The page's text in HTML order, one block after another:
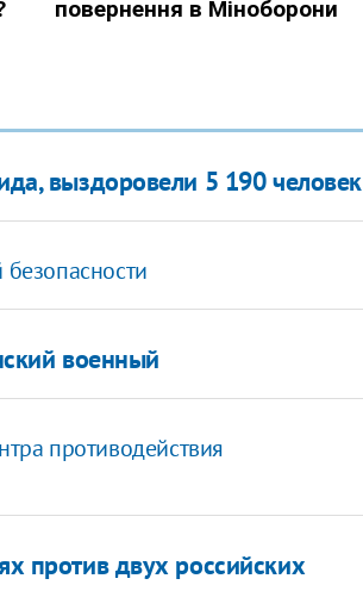
выздоровели 5 190 человек
военный
противодействия
против двух российских